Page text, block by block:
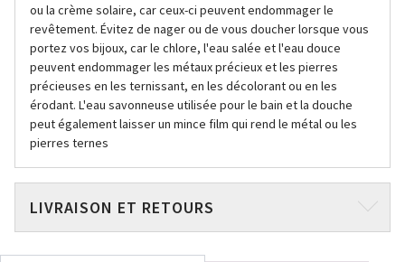
ou la crème solaire, car ceux-ci peuvent endommager le
revêtement. Évitez de nager ou de vous doucher lorsque vous
portez vos bijoux, car le chlore, l'eau salée et l'eau douce
peuvent endommager les métaux précieux et les pierres
précieuses en les ternissant, en les décolorant ou en les
érodant. L'eau savonneuse utilisée pour le bain et la douche
peut également laisser un mince film qui rend le métal ou les
pierres ternes
LIVRAISON ET RETOURS